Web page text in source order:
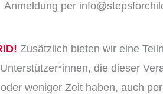
Anmeldung per
Zusätzlich bieten wir eine
die dieser
weniger Zeit haben, auch